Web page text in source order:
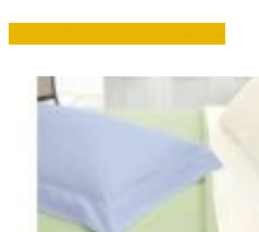
originale
era:
attuale
è: